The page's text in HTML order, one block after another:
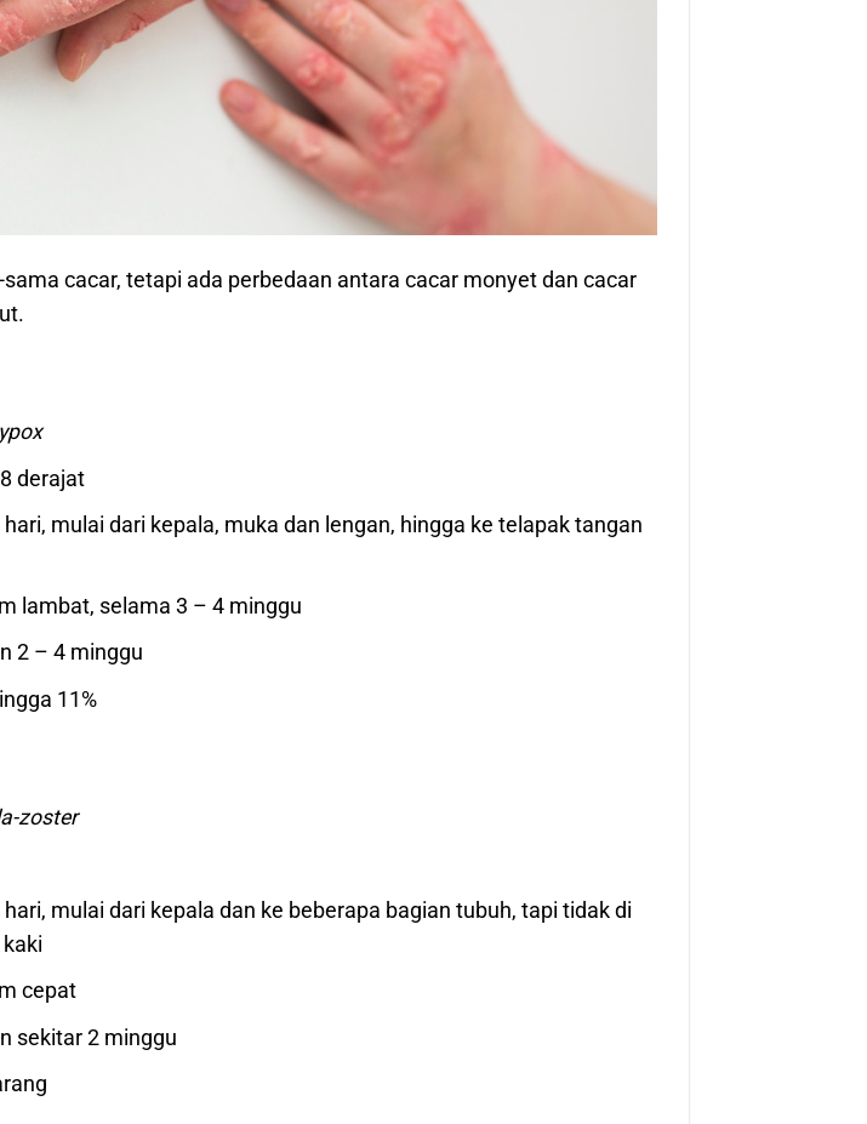
cacar, tetapi ada perbedaan antara cacar monyet dan cacar
derajat
mulai dari kepala, muka dan lengan, hingga ke telapak tangan
lambat, selama 3 – 4 minggu
2 – 4 minggu
11%
zoster
mulai dari kepala dan ke beberapa bagian tubuh, tapi tidak di
cepat
sekitar 2 minggu